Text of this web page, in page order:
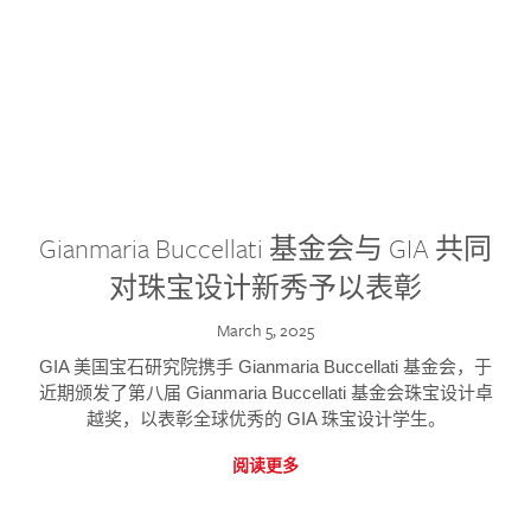
Gianmaria Buccellati 基金会与 GIA 共同
对珠宝设计新秀予以表彰
March 5, 2025
GIA 美国宝石研究院携手 Gianmaria Buccellati 基金会，于
近期颁发了第八届 Gianmaria Buccellati 基金会珠宝设计卓
越奖，以表彰全球优秀的 GIA 珠宝设计学生。
阅读更多